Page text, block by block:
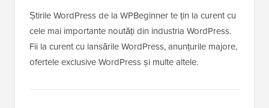
Știrile WordPress de la WPBeginner te țin la curent cu
cele mai importante noutăți din industria WordPress.
Fii la curent cu lansările WordPress, anunțurile majore,
ofertele exclusive WordPress și multe altele.